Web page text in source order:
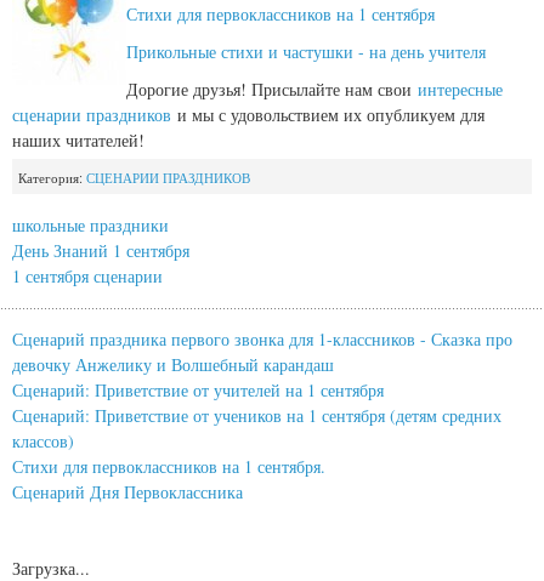
Стихи для первоклассников на 1 сентября
Прикольные стихи и частушки - на день учителя
Дорогие друзья! Присылайте нам свои интересные
сценарии праздников и мы с удовольствием их опубликуем для
наших читателей!
Категория: СЦЕНАРИИ ПРАЗДНИКОВ
школьные праздники
День Знаний 1 сентября
1 сентября сценарии
Сценарий праздника первого звонка для 1-классников - Сказка про
девочку Анжелику и Волшебный карандаш
Сценарий: Приветствие от учителей на 1 сентября
Сценарий: Приветствие от учеников на 1 сентября (детям средних
классов)
Стихи для первоклассников на 1 сентября.
Сценарий Дня Первоклассника
Загрузка...